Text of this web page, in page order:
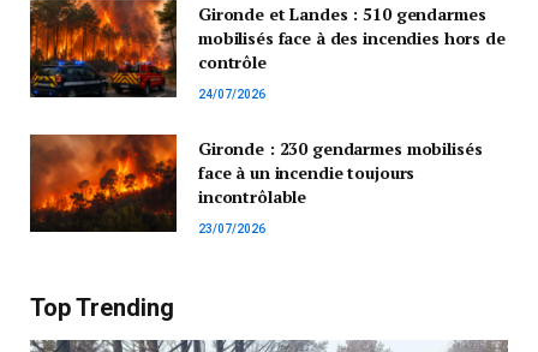
Gironde et Landes : 510 gendarmes
mobilisés face à des incendies hors de
contrôle
24/07/2026
Gironde : 230 gendarmes mobilisés
face à un incendie toujours
incontrôlable
23/07/2026
Top Trending